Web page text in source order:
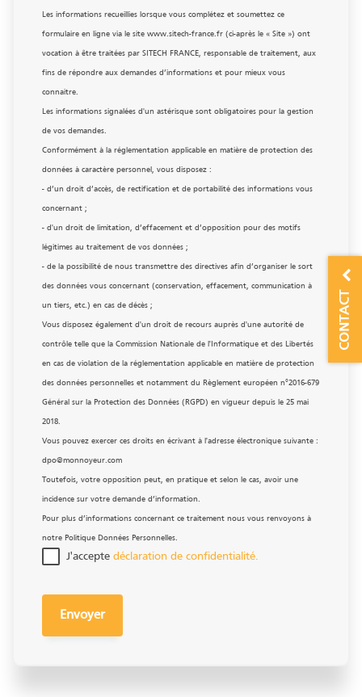
CONTACT
Les informations recueillies lorsque vous complétez et soumettez ce
formulaire en ligne via le site www.sitech-france.fr (ci-après le « Site ») ont
vocation à être traitées par SITECH FRANCE, responsable de traitement, aux
fins de répondre aux demandes d’informations et pour mieux vous
connaitre.
Les informations signalées d'un astérisque sont obligatoires pour la gestion
de vos demandes.
Conformément à la réglementation applicable en matière de protection des
données à caractère personnel, vous disposez :
- d’un droit d’accès, de rectification et de portabilité des informations vous
concernant ;
- d'un droit de limitation, d’effacement et d’opposition pour des motifs
légitimes au traitement de vos données ;
- de la possibilité de nous transmettre des directives afin d’organiser le sort
des données vous concernant (conservation, effacement, communication à
un tiers, etc.) en cas de décès ;
Vous disposez également d'un droit de recours auprès d'une autorité de
contrôle telle que la Commission Nationale de l'Informatique et des Libertés
en cas de violation de la réglementation applicable en matière de protection
des données personnelles et notamment du Règlement européen n°2016-679
Général sur la Protection des Données (RGPD) en vigueur depuis le 25 mai
2018.
Vous pouvez exercer ces droits en écrivant à l'adresse électronique suivante :
dpo@monnoyeur.com
Toutefois, votre opposition peut, en pratique et selon le cas, avoir une
incidence sur votre demande d’information.
Pour plus d’informations concernant ce traitement nous vous renvoyons à
notre Politique Données Personnelles.
J'accepte déclaration de confidentialité.